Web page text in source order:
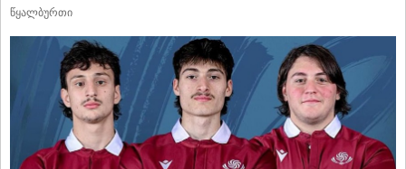
წყალბურთი